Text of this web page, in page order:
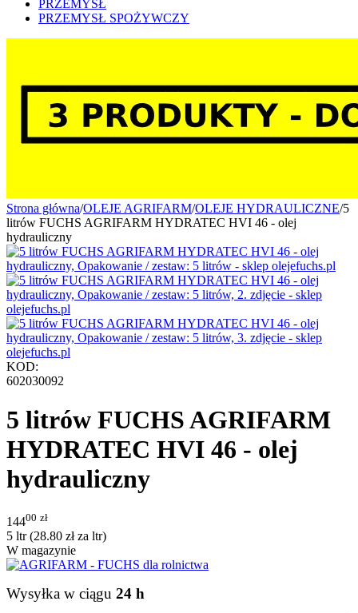
PRZEMYSŁ
PRZEMYSŁ SPOŻYWCZY
Strona główna/OLEJE AGRIFARM/OLEJE HYDRAULICZNE/5
litrów FUCHS AGRIFARM HYDRATEC HVI 46 - olej
hydrauliczny
KOD:
602030092
5 litrów FUCHS AGRIFARM
HYDRATEC HVI 46 - olej
hydrauliczny
14400 zł
5 ltr (28.80 złza ltr)
W magazynie
Wysyłka w ciągu 24 h